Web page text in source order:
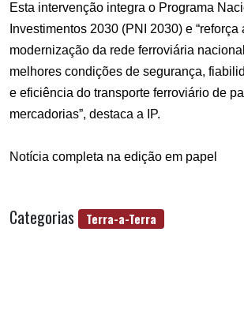
Esta intervenção integra o Programa
Investimentos 2030 (PNI 2030) e “reforça
modernização da rede ferroviária
melhores condições de segurança,
e eficiência do transporte ferroviário de
mercadorias”, destaca a IP.
Notícia completa na edição em papel
Categorias Terra-a-Terra